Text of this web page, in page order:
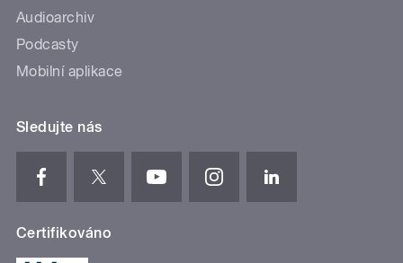
Audioarchiv
Podcasty
Mobilní aplikace
Sledujte nás
Certifikováno